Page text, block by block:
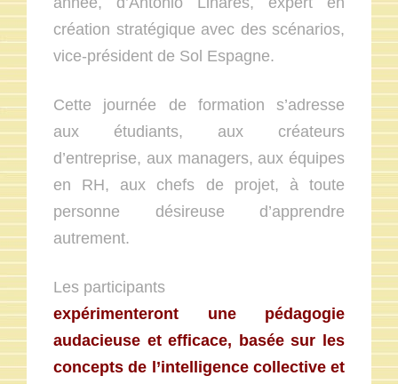
création stratégique avec des scénarios,
vice-président de Sol Espagne.
Cette journée de formation s’adresse
aux étudiants, aux créateurs
d’entreprise, aux managers, aux équipes
en RH, aux chefs de projet, à toute
personne désireuse d’apprendre
autrement.
Les participants
expérimenteront une pédagogie
audacieuse et efficace, basée sur les
concepts de l’intelligence collective et